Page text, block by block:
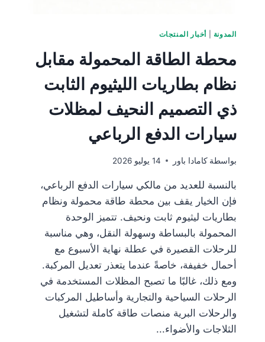
المدونة أخبار المنتجات
محطة الطاقة المحمولة مقابل
نظام بطاريات الليثيوم الثابت
ذي التصميم النحيف لمظلات
سيارات الدفع الرباعي
بواسطة كامادا باور 14 يوليو 2026
بالنسبة للعديد من مالكي سيارات الدفع الرباعي،
فإن الخيار يقف بين محطة طاقة محمولة ونظام
بطاريات ليثيوم ثابت ونحيف. تتميز الوحدة
المحمولة بالبساطة وسهولة النقل، وهي مناسبة
للرحلات القصيرة في عطلة نهاية الأسبوع مع
أحمال خفيفة، خاصةً عندما يتعذر تعديل المركبة.
ومع ذلك، غالبًا ما تصبح المظلات المستخدمة في
الرحلات السياحية والتجارية وأساطيل المركبات
والرحلات البرية منصات طاقة كاملة لتشغيل
الثلاجات والأضواء...